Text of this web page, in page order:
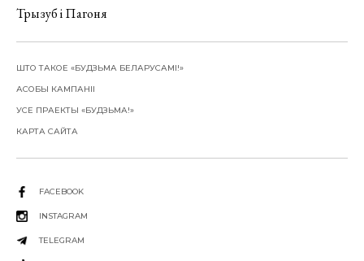
Трызуб і Пагоня
ШТО ТАКОЕ «БУДЗЬМА БЕЛАРУСАМІ!»
АСОБЫ КАМПАНІІ
УСЕ ПРАЕКТЫ «БУДЗЬМА!»
КАРТА САЙТА
FACEBOOK
INSTAGRAM
TELEGRAM